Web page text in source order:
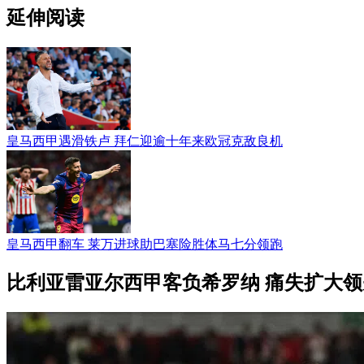
延伸阅读
皇马西甲遇滑铁卢 拜仁迎逾十年来欧冠克敌良机
皇马西甲翻车 莱万进球助巴塞险胜体马七分领跑
比利亚雷亚尔西甲客负希罗纳 痛失扩大